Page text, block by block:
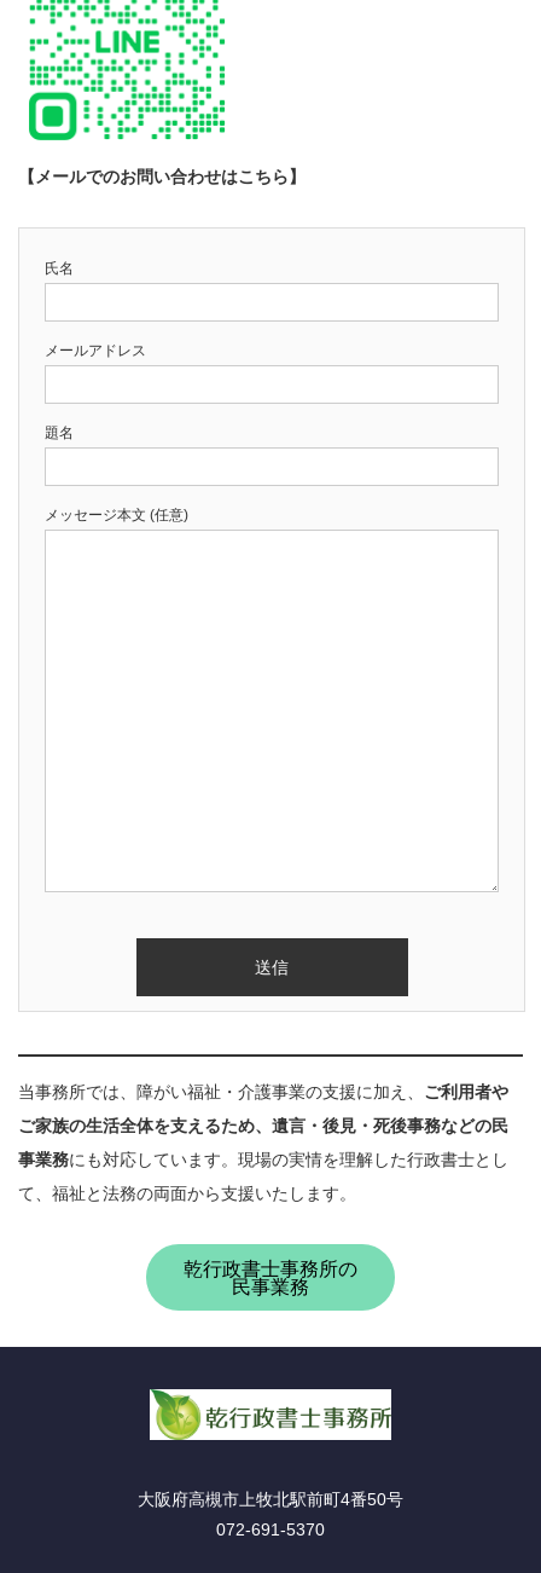
【メールでのお問い合わせはこちら】
氏名
メールアドレス
題名
メッセージ本文 (任意)
当事務所では、障がい福祉・介護事業の支援に加え、 ご利用者や
ご家族の生活全体を支えるため、遺言・後見・死後事務などの民
事業務にも対応しています。現場の実情を理解した行政書士とし
て、福祉と法務の両面から支援いたします。
乾行政書士事務所の
民事業務
大阪府高槻市上牧北駅前町4番50号
072-691-5370